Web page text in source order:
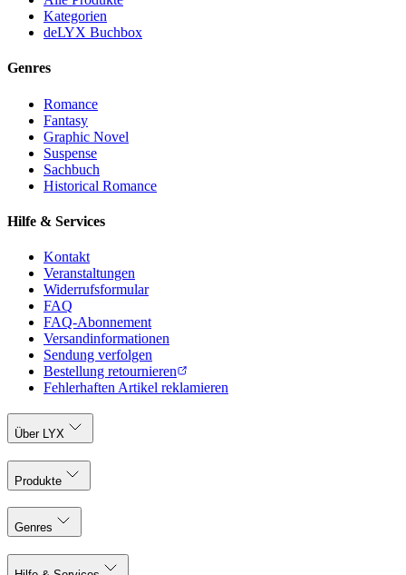
Kategorien
deLYX Buchbox
Genres
Romance
Fantasy
Graphic Novel
Suspense
Sachbuch
Historical Romance
Hilfe & Services
Kontakt
Veranstaltungen
Widerrufsformular
FAQ
FAQ-Abonnement
Versandinformationen
Sendung verfolgen
Bestellung retournieren
Fehlerhaften Artikel reklamieren
Über LYX
Produkte
Genres